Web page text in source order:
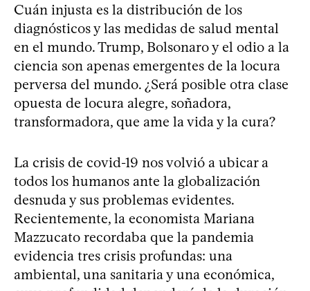
Cuán injusta es la distribución de los
diagnósticos y las medidas de salud mental
en el mundo. Trump, Bolsonaro y el odio a la
ciencia son apenas emergentes de la locura
perversa del mundo. ¿Será posible otra clase
opuesta de locura alegre, soñadora,
transformadora, que ame la vida y la cura?
La crisis de covid-19 nos volvió a ubicar a
todos los humanos ante la globalización
desnuda y sus problemas evidentes.
Recientemente, la economista Mariana
Mazzucato recordaba que la pandemia
evidencia tres crisis profundas: una
ambiental, una sanitaria y una económica,